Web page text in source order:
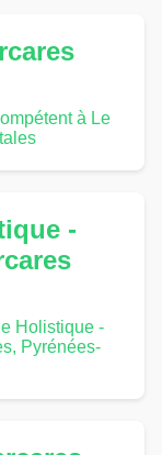
à Le
-
Holistique -
Pyrénées-